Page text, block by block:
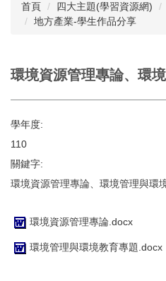
首頁 四大主題(學習資源網)
地方產業-學生作品分享
環境資源管理專論、環
學年度:
110
關鍵字:
環境資源管理專論、環境管理與環
環境資源管理專論.docx
環境管理與環境教育專題.docx